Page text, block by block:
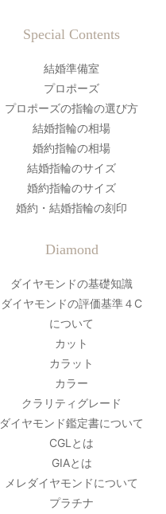
Special Contents
結婚準備室
プロポーズ
プロポーズの指輪の選び方
結婚指輪の相場
婚約指輪の相場
結婚指輪のサイズ
婚約指輪のサイズ
婚約・結婚指輪の刻印
Diamond
ダイヤモンドの基礎知識
ダイヤモンドの評価基準４C
について
カット
カラット
カラー
クラリティグレード
ダイヤモンド鑑定書について
CGLとは
GIAとは
メレダイヤモンドについて
プラチナ